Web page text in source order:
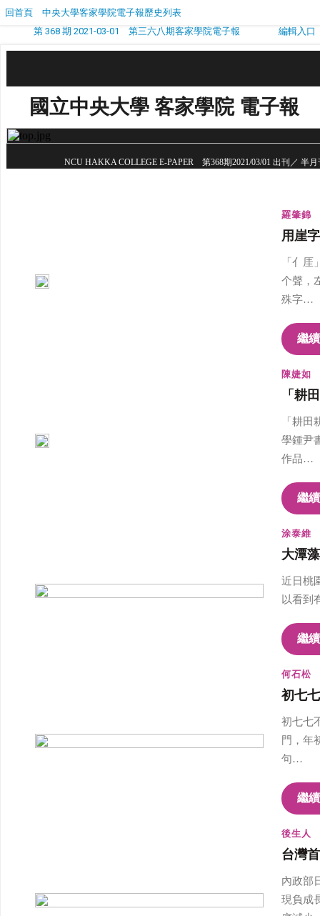
回首頁
中央大學客家學院電子報歷史列表
第 368 期 2021-03-01 第三六八期客家學院電子報
編輯入口